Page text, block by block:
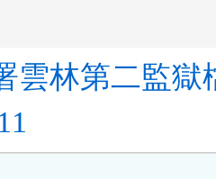
雲林第二監獄